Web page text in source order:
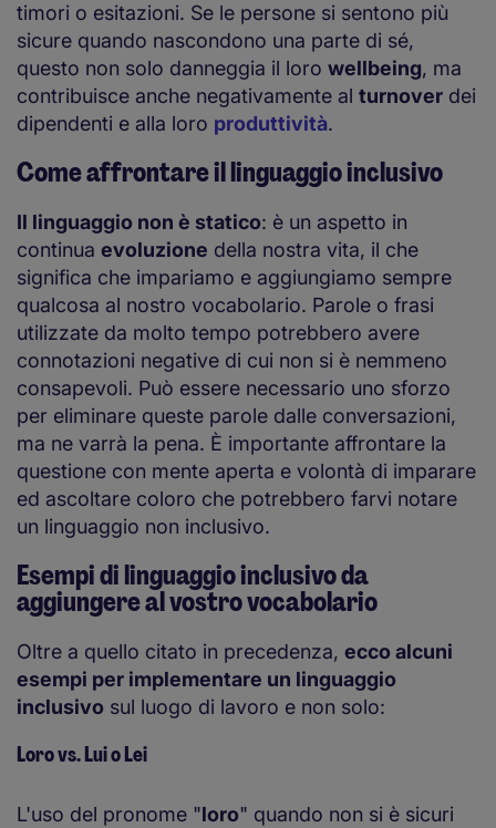
timori o esitazioni. Se le persone si sentono più
sicure quando nascondono una parte di sé,
questo non solo danneggia il loro wellbeing, ma
contribuisce anche negativamente al turnover dei
dipendenti e alla loro produttività.
Come affrontare il linguaggio inclusivo
Il linguaggio non è statico: è un aspetto in
continua evoluzione della nostra vita, il che
significa che impariamo e aggiungiamo sempre
qualcosa al nostro vocabolario. Parole o frasi
utilizzate da molto tempo potrebbero avere
connotazioni negative di cui non si è nemmeno
consapevoli. Può essere necessario uno sforzo
per eliminare queste parole dalle conversazioni,
ma ne varrà la pena. È importante affrontare la
questione con mente aperta e volontà di imparare
ed ascoltare coloro che potrebbero farvi notare
un linguaggio non inclusivo.
Esempi di linguaggio inclusivo da
aggiungere al vostro vocabolario
Oltre a quello citato in precedenza, ecco alcuni
esempi per implementare un linguaggio
inclusivo sul luogo di lavoro e non solo:
Loro vs. Lui o Lei
L'uso del pronome "loro" quando non si è sicuri